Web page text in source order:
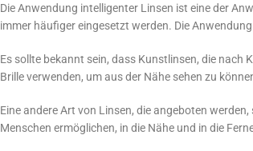
Die Anwendung intelligenter Linsen ist eine der
immer häufiger eingesetzt werden. Die
Es sollte bekannt sein, dass Kunstlinsen, die nach
Brille verwenden, um aus der Nähe sehen zu
Eine andere Art von Linsen, die angeboten
Menschen ermöglichen, in die Nähe und in die